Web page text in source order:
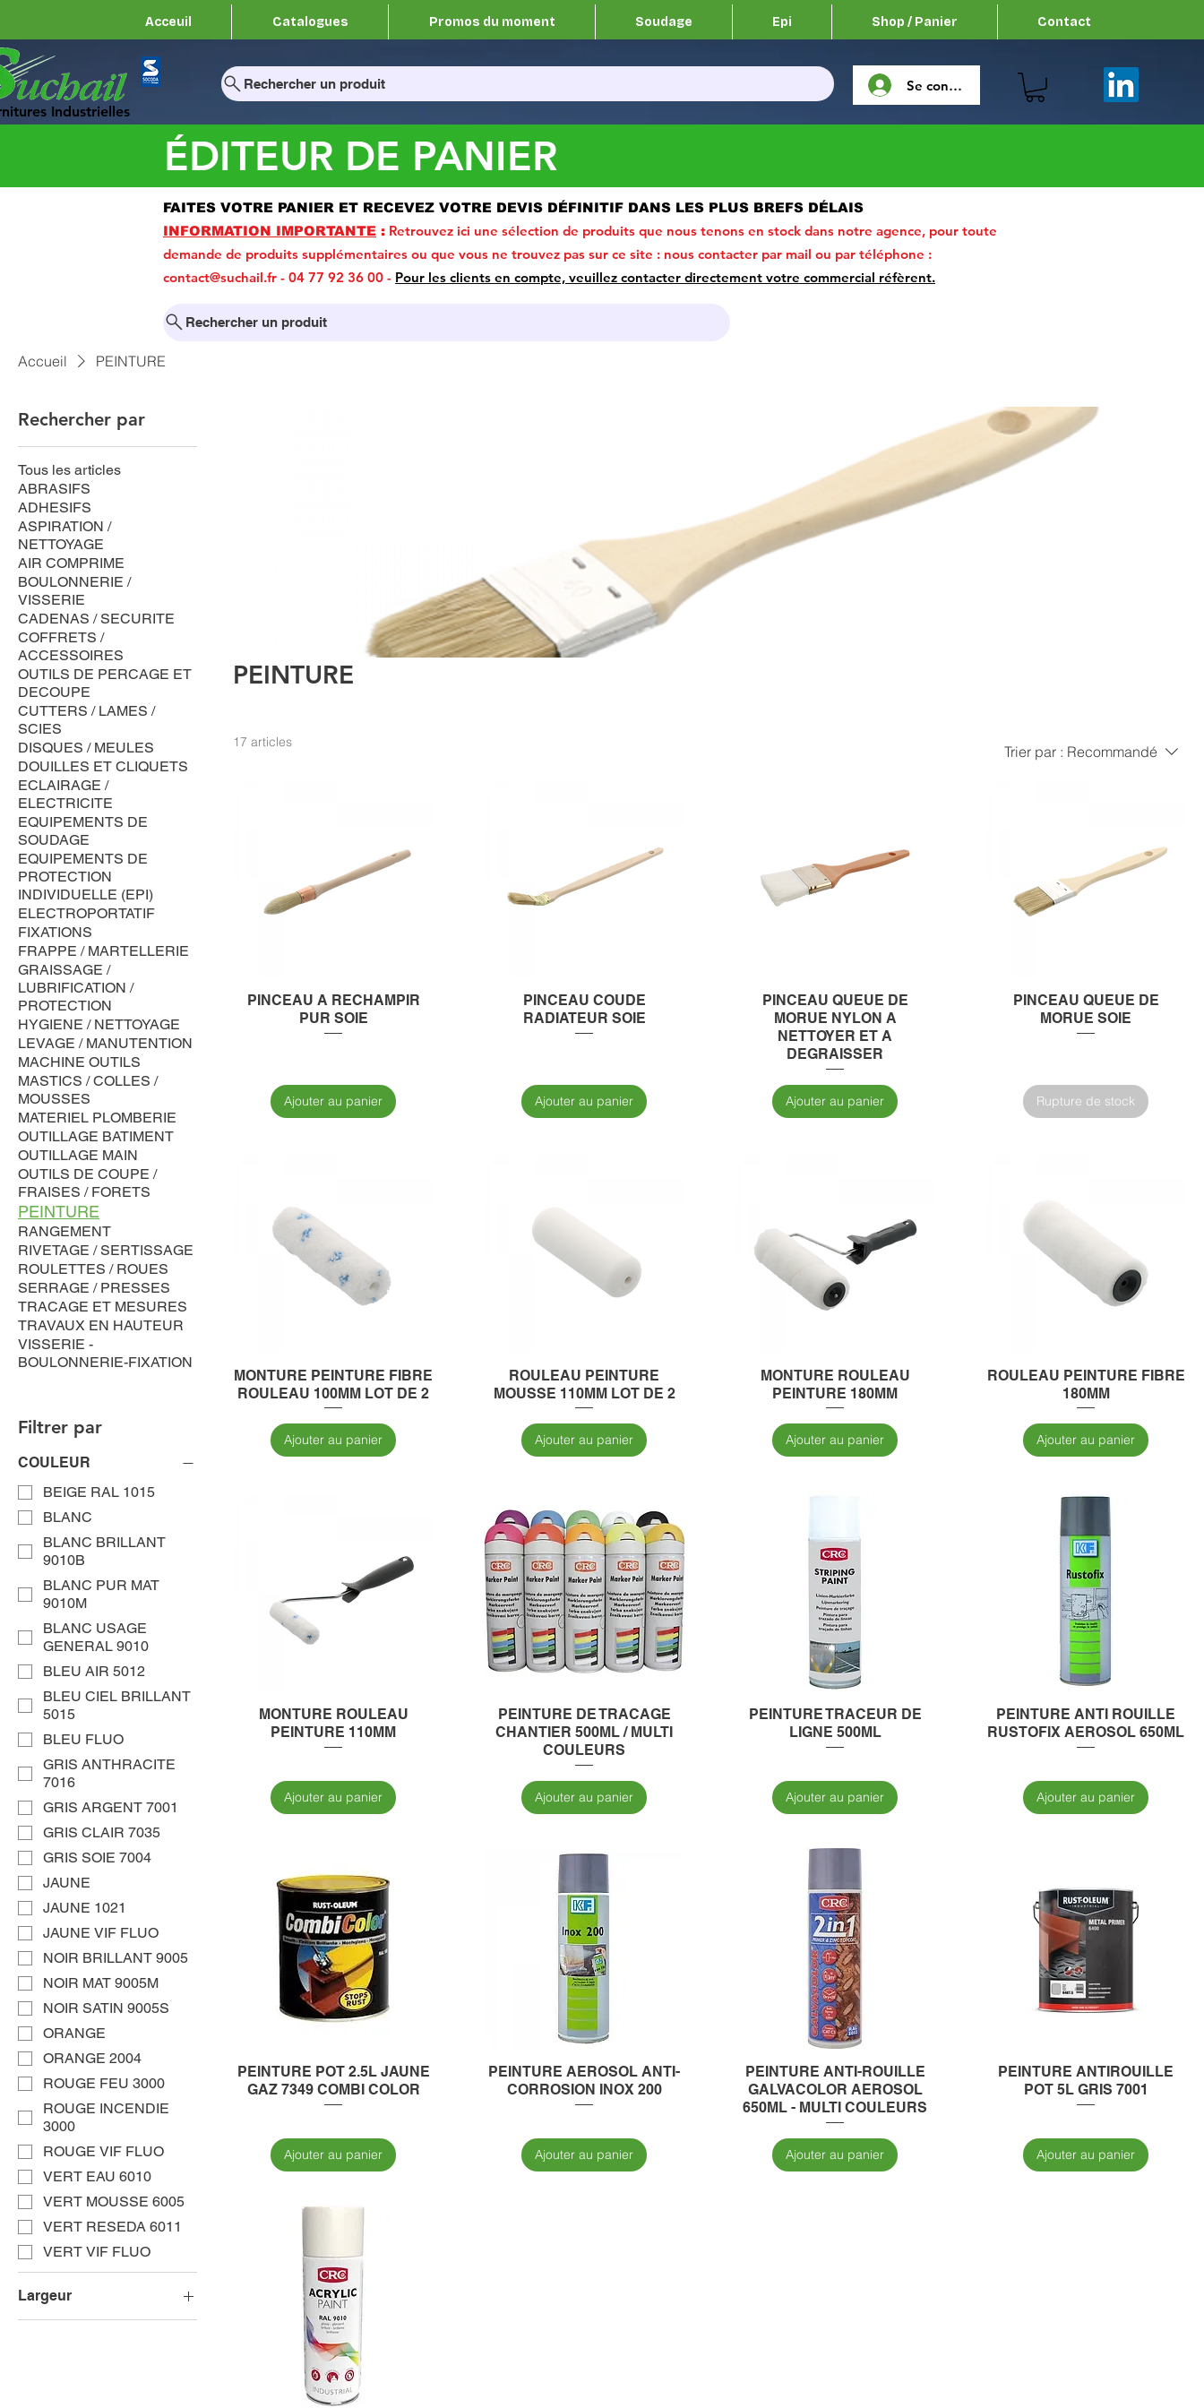
Acceuil Catalogues Promos du moment Soudage Epi Shop / Panier Contact
Rechercher un produit
Industrielles
Se connecter
ÉDITEUR DE PANIER
FAITES VOTRE PANIER ET RECEVEZ VOTRE DEVIS DÉFINITIF DANS LES PLUS BREFS DÉLAIS
INFORMATION IMPORTANTE : Retrouvez ici une sélection de produits que nous tenons en stock dans notre agence, pour toute
demande de produits supplémentaires ou que vous ne trouvez pas sur ce site : nous contacter par mail ou par téléphone :
contact@suchail.fr - 04 77 92 36 00 - Pour les clients en compte, veuillez contacter directement votre commercial réfèrent.
Rechercher un produit
Accueil PEINTURE
Rechercher par
Tous les articles
ABRASIFS
ADHESIFS
ASPIRATION /
NETTOYAGE
AIR COMPRIME
BOULONNERIE /
VISSERIE
CADENAS / SECURITE
COFFRETS /
ACCESSOIRES
OUTILS DE PERCAGE ET
DECOUPE
CUTTERS / LAMES /
SCIES
DISQUES / MEULES
DOUILLES ET CLIQUETS
ECLAIRAGE /
ELECTRICITE
EQUIPEMENTS DE
SOUDAGE
EQUIPEMENTS DE
PROTECTION
INDIVIDUELLE (EPI)
ELECTROPORTATIF
FIXATIONS
FRAPPE / MARTELLERIE
GRAISSAGE /
LUBRIFICATION /
PROTECTION
HYGIENE / NETTOYAGE
LEVAGE / MANUTENTION
MACHINE OUTILS
MASTICS / COLLES /
MOUSSES
MATERIEL PLOMBERIE
OUTILLAGE BATIMENT
OUTILLAGE MAIN
OUTILS DE COUPE /
FRAISES / FORETS
PEINTURE
RANGEMENT
RIVETAGE / SERTISSAGE
ROULETTES / ROUES
SERRAGE / PRESSES
TRACAGE ET MESURES
TRAVAUX EN HAUTEUR
VISSERIE -
BOULONNERIE-FIXATION
Filtrer par
COULEUR
BEIGE RAL 1015
BLANC
BLANC BRILLANT
9010B
BLANC PUR MAT
9010M
BLANC USAGE
GENERAL 9010
BLEU AIR 5012
BLEU CIEL BRILLANT
5015
BLEU FLUO
GRIS ANTHRACITE
7016
GRIS ARGENT 7001
GRIS CLAIR 7035
GRIS SOIE 7004
JAUNE
JAUNE 1021
JAUNE VIF FLUO
NOIR BRILLANT 9005
NOIR MAT 9005M
NOIR SATIN 9005S
ORANGE
ORANGE 2004
ROUGE FEU 3000
ROUGE INCENDIE
3000
ROUGE VIF FLUO
VERT EAU 6010
VERT MOUSSE 6005
VERT RESEDA 6011
VERT VIF FLUO
Largeur
20mm
PEINTURE
17 articles
Trier par : Recommandé
PINCEAU A RECHAMPIR
PUR SOIE
Ajouter au panier
PINCEAU COUDE
RADIATEUR SOIE
Ajouter au panier
PINCEAU QUEUE DE
MORUE NYLON A
NETTOYER ET A
DEGRAISSER
Ajouter au panier
PINCEAU QUEUE DE
MORUE SOIE
Rupture de stock
MONTURE PEINTURE FIBRE
ROULEAU 100MM LOT DE 2
Ajouter au panier
ROULEAU PEINTURE
MOUSSE 110MM LOT DE 2
Ajouter au panier
MONTURE ROULEAU
PEINTURE 180MM
Ajouter au panier
ROULEAU PEINTURE FIBRE
180MM
Ajouter au panier
MONTURE ROULEAU
PEINTURE 110MM
Ajouter au panier
PEINTURE DE TRACAGE
CHANTIER 500ML / MULTI
COULEURS
Ajouter au panier
PEINTURE TRACEUR DE
LIGNE 500ML
Ajouter au panier
PEINTURE ANTI ROUILLE
RUSTOFIX AEROSOL 650ML
Ajouter au panier
PEINTURE POT 2.5L JAUNE
GAZ 7349 COMBI COLOR
Ajouter au panier
PEINTURE AEROSOL ANTI-
CORROSION INOX 200
Ajouter au panier
PEINTURE ANTI-ROUILLE
GALVACOLOR AEROSOL
650ML - MULTI COULEURS
Ajouter au panier
PEINTURE ANTIROUILLE
POT 5L GRIS 7001
Ajouter au panier